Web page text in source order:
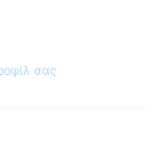
σας